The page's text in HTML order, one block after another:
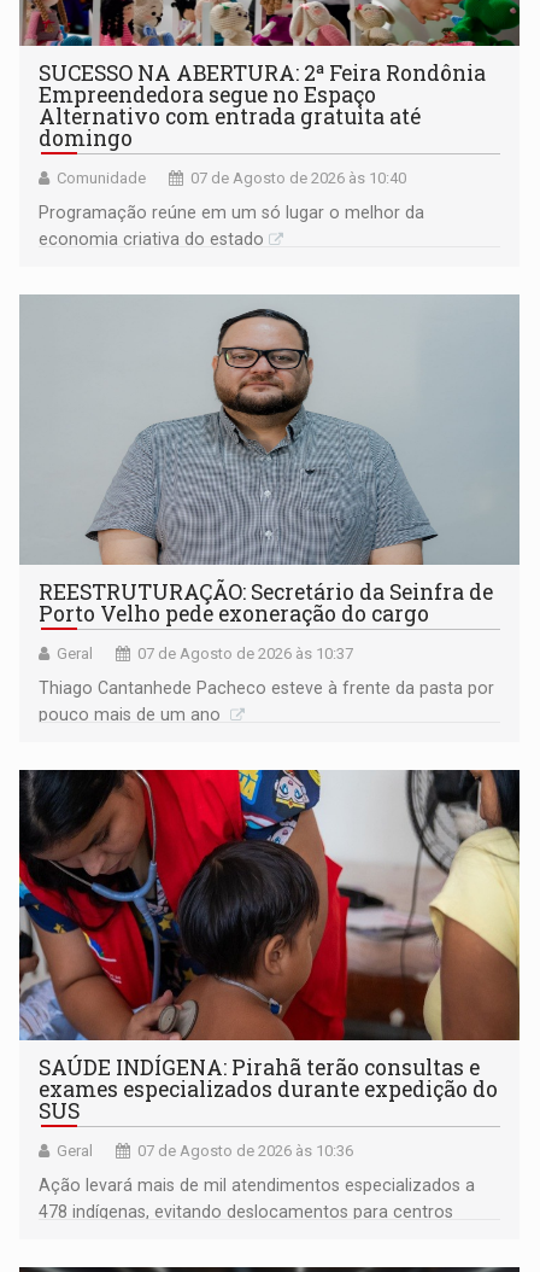
SUCESSO NA ABERTURA: 2ª Feira Rondônia
Empreendedora segue no Espaço
Alternativo com entrada gratuita até
domingo
Comunidade 07 de Agosto de 2026 às 10:40
Programação reúne em um só lugar o melhor da
economia criativa do estado
REESTRUTURAÇÃO: Secretário da Seinfra de
Porto Velho pede exoneração do cargo
Geral 07 de Agosto de 2026 às 10:37
Thiago Cantanhede Pacheco esteve à frente da pasta por
pouco mais de um ano
SAÚDE INDÍGENA: Pirahã terão consultas e
exames especializados durante expedição do
SUS
Geral 07 de Agosto de 2026 às 10:36
Ação levará mais de mil atendimentos especializados a
478 indígenas, evitando deslocamentos para centros